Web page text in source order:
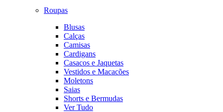
Roupas
Blusas
Calças
Camisas
Cardigans
Casacos e Jaquetas
Vestidos e Macacões
Moletons
Saias
Shorts e Bermudas
Ver Tudo